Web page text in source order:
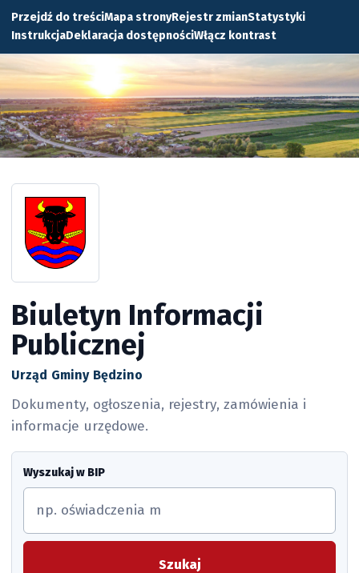
Przejdź do treściMapa stronyRejestr zmianStatystyki
InstrukcjaDeklaracja dostępnościWłącz kontrast
Biuletyn Informacji
Publicznej
Urząd Gminy Będzino
Dokumenty, ogłoszenia, rejestry, zamówienia i
informacje urzędowe.
Wyszukaj w BIP
Szukaj